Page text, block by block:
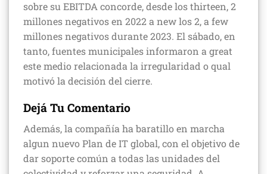
sobre su EBITDA concorde, desde los thirteen, 2
millones negativos en 2022 a new los 2, a few
millones negativos durante 2023. El sábado, en
tanto, fuentes municipales informaron a great
este medio relacionada la irregularidad o qual
motivó la decisión del cierre.
Dejá Tu Comentario
Además, la compañía ha baratillo en marcha
algun nuevo Plan de IT global, con el objetivo de
dar soporte común a todas las unidades del